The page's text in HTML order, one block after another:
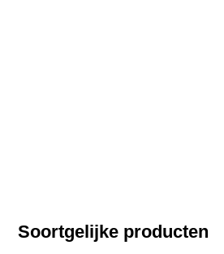
Soortgelijke producten